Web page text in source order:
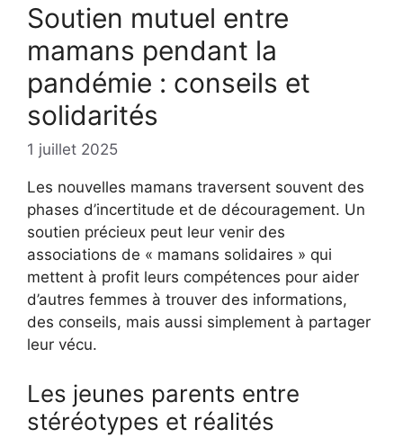
Soutien mutuel entre
mamans pendant la
pandémie : conseils et
solidarités
1 juillet 2025
Les nouvelles mamans traversent souvent des
phases d’incertitude et de découragement. Un
soutien précieux peut leur venir des
associations de « mamans solidaires » qui
mettent à profit leurs compétences pour aider
d’autres femmes à trouver des informations,
des conseils, mais aussi simplement à partager
leur vécu.
Les jeunes parents entre
stéréotypes et réalités